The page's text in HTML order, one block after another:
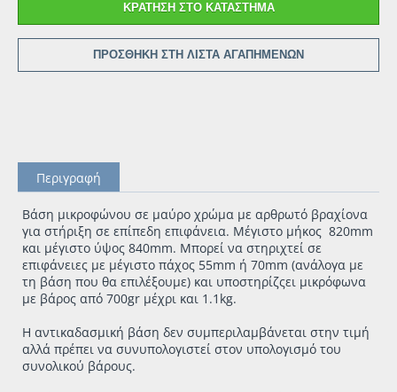
ΚΡΆΤΗΣΗ ΣΤΟ ΚΑΤΆΣΤΗΜΑ
ΠΡΟΣΘΉΚΗ ΣΤΗ ΛΊΣΤΑ ΑΓΑΠΗΜΈΝΩΝ
Περιγραφή
Βάση μικροφώνου σε μαύρο χρώμα με αρθρωτό βραχίονα
για στήριξη σε επίπεδη επιφάνεια. Μέγιστο μήκος 820mm
και μέγιστο ύψος 840mm. Μπορεί να στηριχτεί σε
επιφάνειες με μέγιστο πάχος 55mm ή 70mm (ανάλογα με
τη βάση που θα επιλέξουμε) και υποστηρίζςει μικρόφωνα
με βάρος από 700gr μέχρι και 1.1kg.
Η αντικαδασμική βάση δεν συμπεριλαμβάνεται στην τιμή
αλλά πρέπει να συνυπολογιστεί στον υπολογισμό του
συνολικού βάρους.